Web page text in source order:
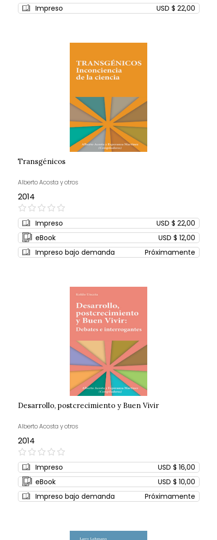
Impreso USD $ 22,00
Transgénicos
Alberto Acosta y otros
2014
0%
Impreso
USD $ 22,00
eBook
USD $ 12,00
Impreso bajo demanda
Próximamente
Desarrollo, postcrecimiento y Buen Vivir
Alberto Acosta y otros
2014
0%
Impreso
USD $ 16,00
eBook
USD $ 10,00
Impreso bajo demanda
Próximamente